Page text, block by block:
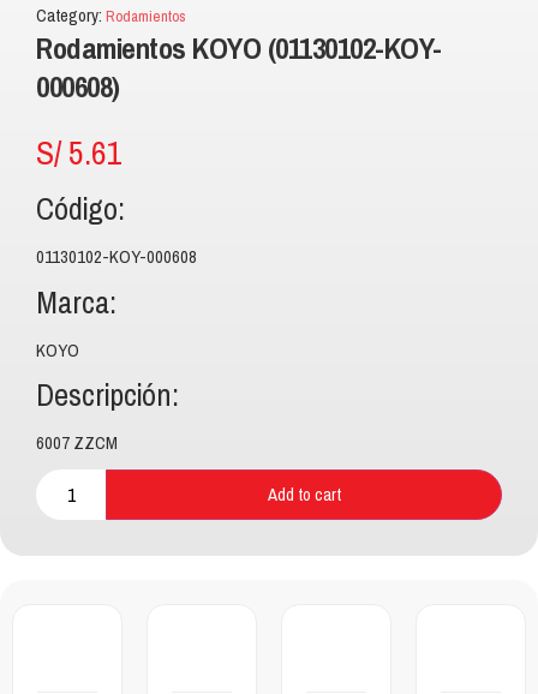
Category: Rodamientos
Rodamientos KOYO (01130102-KOY-
000608)
S/5.61
Código:
01130102-KOY-000608
Marca:
KOYO
Descripción:
6007 ZZCM
Add to cart